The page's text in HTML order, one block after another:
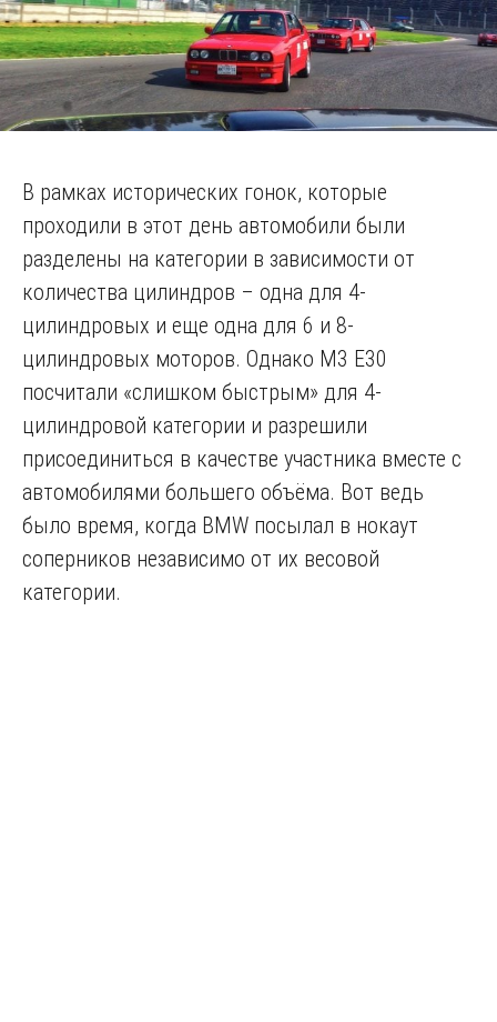
В рамках исторических гонок, которые
проходили в этот день автомобили были
разделены на категории в зависимости от
количества цилиндров – одна для 4-
цилиндровых и еще одна для 6 и 8-
цилиндровых моторов. Однако M3 E30
посчитали «слишком быстрым» для 4-
цилиндровой категории и разрешили
присоединиться в качестве участника вместе с
автомобилями большего объёма. Вот ведь
было время, когда BMW посылал в нокаут
соперников независимо от их весовой
категории.